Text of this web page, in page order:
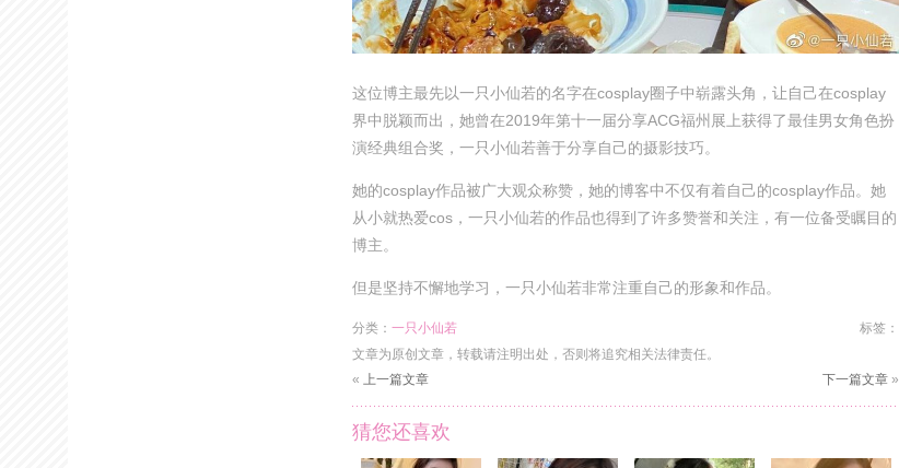
这位博主最先以一只小仙若的名字在cosplay圈子中崭露头角，让自己在cosplay
界中脱颖而出，她曾在2019年第十一届分享ACG福州展上获得了最佳男女角色扮
演经典组合奖，一只小仙若善于分享自己的摄影技巧。
她的cosplay作品被广大观众称赞，她的博客中不仅有着自己的cosplay作品。她
从小就热爱cos，一只小仙若的作品也得到了许多赞誉和关注，有一位备受瞩目的
博主。
但是坚持不懈地学习，一只小仙若非常注重自己的形象和作品。
分类： 一只小仙若
标签：
文章为原创文章，转载请注明出处，否则将追究相关法律责任。
« 上一篇文章 下一篇文章 »
猜您还喜欢